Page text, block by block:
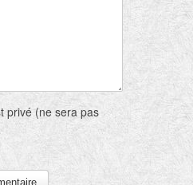
privé (ne sera pas